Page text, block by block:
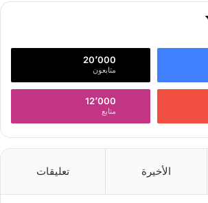
20٬000
متابعون
12٬000
متابع
الأخيرة تعليقات